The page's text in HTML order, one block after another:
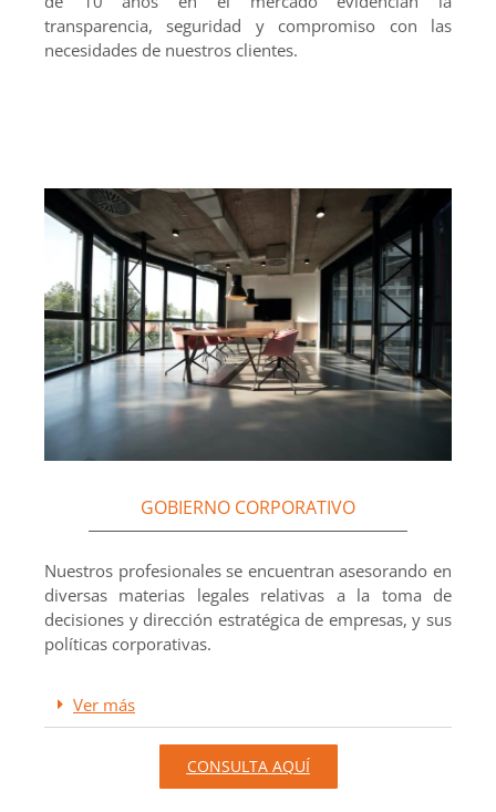
transparencia, seguridad y compromiso con las
necesidades de nuestros clientes.
GOBIERNO CORPORATIVO
Nuestros profesionales se encuentran asesorando en
diversas materias legales relativas a la toma de
decisiones y dirección estratégica de empresas, y sus
políticas corporativas.
Ver más
CONSULTA AQUÍ